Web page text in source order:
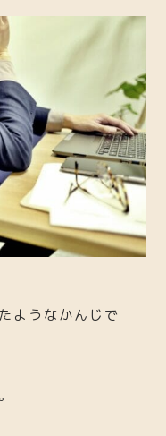
ようなかんじで